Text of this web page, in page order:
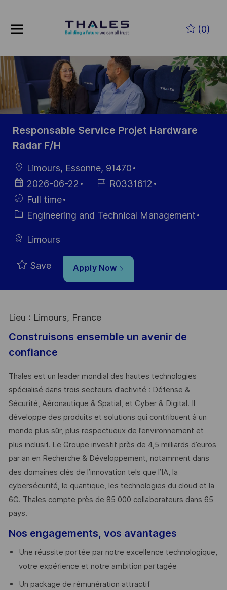
(0)
-
Responsable Service Projet Hardware
Radar F/H
LocationLimours, Essonne, 91470
Posted
Date
2026-06-22
Job R0331612
Hiring
Type
Full time
CategoryEngineering and Technical Management
Limours
Save Apply Now
Lieu : Limours, France
Construisons ensemble un avenir de
confiance
Thales est un leader mondial des hautes technologies
spécialisé dans trois secteurs d’activité : Défense &
Sécurité, Aéronautique & Spatial, et Cyber & Digital. Il
développe des produits et solutions qui contribuent à un
monde plus sûr, plus respectueux de l’environnement et
plus inclusif. Le Groupe investit près de 4,5 milliards d’euros
par an en Recherche & Développement, notamment dans
des domaines clés de l’innovation tels que l’IA, la
cybersécurité, le quantique, les technologies du cloud et la
6G. Thales compte près de 85 000 collaborateurs dans 65
pays. ​
Nos engagements, vos avantages
Une réussite portée par notre excellence technologique,
votre expérience et notre ambition partagée
Un package de rémunération attractif